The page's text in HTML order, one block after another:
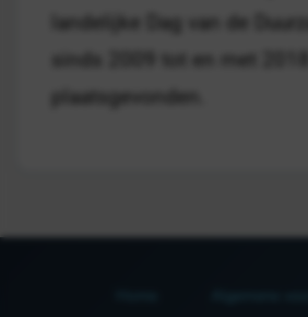
landelijke Dag van de
sinds 2009 tot en met 2018
plaatsgevonden.